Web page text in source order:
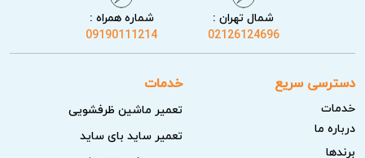
شمال تهران :
02126124696
شماره همراه :
09190111214
دسترسی سریع
خدمات
درباره ما
برندها
خدمات
تعمیر ماشین ظرفشویی
تعمیر ساید بای ساید